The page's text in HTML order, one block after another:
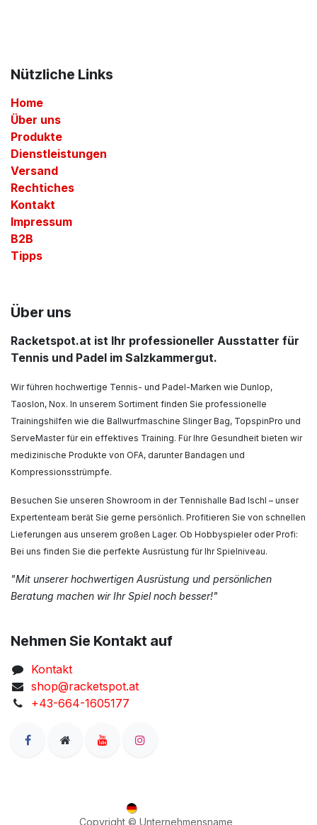
Nützliche Links
Home
Über uns
Produkte
Dienstleistungen
Versand
Rechtiches
Kontakt
Impressum
B2B
Tipps
Über uns
Racketspot.at ist Ihr professioneller Ausstatter für
Tennis und Padel im Salzkammergut.
Wir führen hochwertige Tennis- und Padel-Marken wie Dunlop,
Taoslon, Nox. In unserem Sortiment finden Sie professionelle
Trainingshilfen wie die Ballwurfmaschine Slinger Bag, TopspinPro und
ServeMaster für ein effektives Training. Für Ihre Gesundheit bieten wir
medizinische Produkte von OFA, darunter Bandagen und
Kompressionsstrümpfe.
Besuchen Sie unseren Showroom in der Tennishalle Bad Ischl – unser
Expertenteam berät Sie gerne persönlich. Profitieren Sie von schnellen
Lieferungen aus unserem großen Lager. Ob Hobbyspieler oder Profi:
Bei uns finden Sie die perfekte Ausrüstung für Ihr Spielniveau.
"Mit unserer hochwertigen Ausrüstung und persönlichen
Beratung machen wir Ihr Spiel noch besser!"
Nehmen Sie Kontakt auf
Kontakt
shop@racketspot.at
+43-664-1605177
Copyright © Unternehmensname